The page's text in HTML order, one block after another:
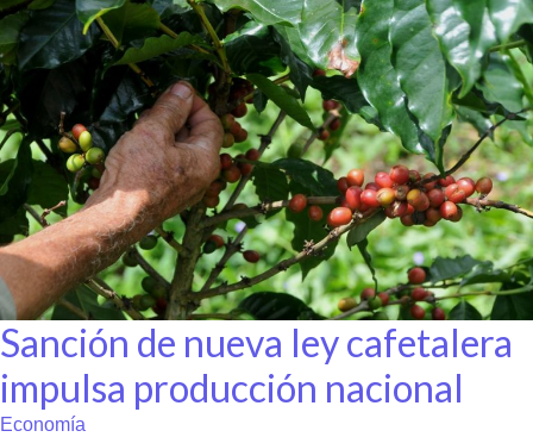
Sanción de nueva ley cafetalera
impulsa producción nacional
Economía